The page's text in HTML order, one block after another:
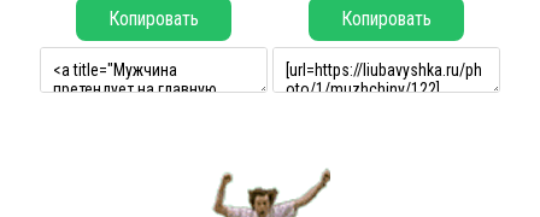
Копировать Копировать